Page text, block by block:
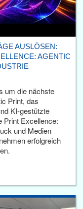
AUSLÖSEN:
AGENTIC
um die nächste
Print, das
KI-gestützte
Print Excellence:
und Medien
erfolgreich